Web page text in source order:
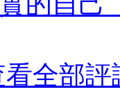
看全部評